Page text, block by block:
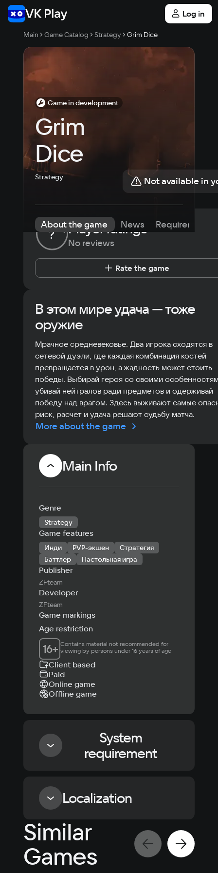
Log in
Main Game Catalog Strategy Grim Dice
Game in development
Grim
Dice
Strategy Not available in
About the game News Requirements
? Player ratings
No reviews
Rate the game
В этом мире удача — тоже
оружие
Мрачное средневековье. Два игрока сходятся в
сетевой дуэли, где каждая комбинация костей
превращается в урон, а жадность может стоить
победы. Выбирай героя со своими
убивай нейтралов ради предметов и одерживай
победу над врагом. Здесь выживают самые
риск, расчет и удача решают судьбу матча.
More about the game
Main Info
Genre
Strategy
Game features
Инди PVP-экшен
Стратегия
Баттлер
Настольная игра
Publisher
ZFteam
Developer
ZFteam
Game markings
Age restriction
16+ Contains material not recommended for
viewing by persons under 16 years of age
Client based
Paid
Online game
Offline game
System
requirement
Minimum
Windows 10
Processor
i5-3440
Memory
Localization
Language
Russian
English
Voiceover
Language
Spanish
Similar
Games